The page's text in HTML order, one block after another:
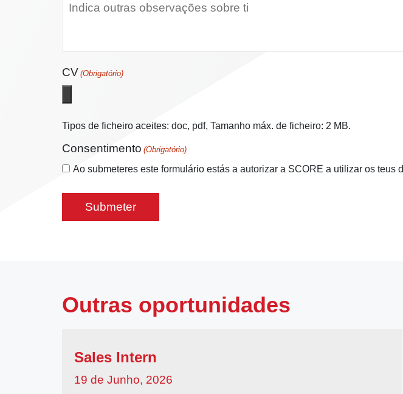
CV (Obrigatório)
Tipos de ficheiro aceites: doc, pdf, Tamanho máx. de ficheiro: 2 MB.
Consentimento (Obrigatório)
Ao submeteres este formulário estás a autorizar a SCORE a utilizar os
Outras oportunidades
Sales Intern
19 de Junho, 2026